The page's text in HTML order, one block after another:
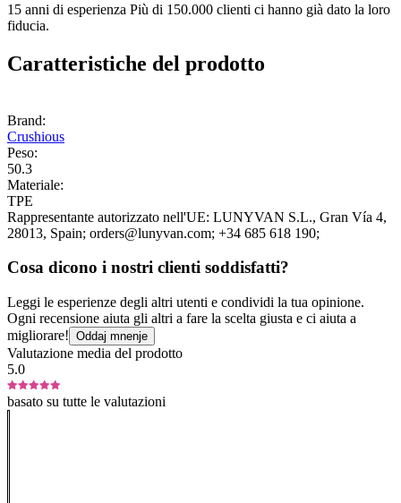
15 anni di esperienza Più di 150.000 clienti ci hanno già dato la loro
fiducia.
Caratteristiche del prodotto
Brand:
Crushious
Peso:
50.3
Materiale:
TPE
Rappresentante autorizzato nell'UE: LUNYVAN S.L., Gran Vía 4,
28013, Spain; orders@lunyvan.com; +34 685 618 190;
Cosa dicono i nostri clienti soddisfatti?
Leggi le esperienze degli altri utenti e condividi la tua opinione.
Ogni recensione aiuta gli altri a fare la scelta giusta e ci aiuta a
migliorare! Oddaj mnenje
Valutazione media del prodotto
5.0
basato su tutte le valutazioni